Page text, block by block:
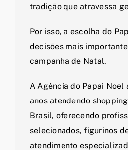
tradição que atravessa
Por isso, a escolha do
decisões mais
campanha de Natal.
A Agência do Papai Noel
anos atendendo
Brasil, oferecendo
selecionados, figurinos
atendimento